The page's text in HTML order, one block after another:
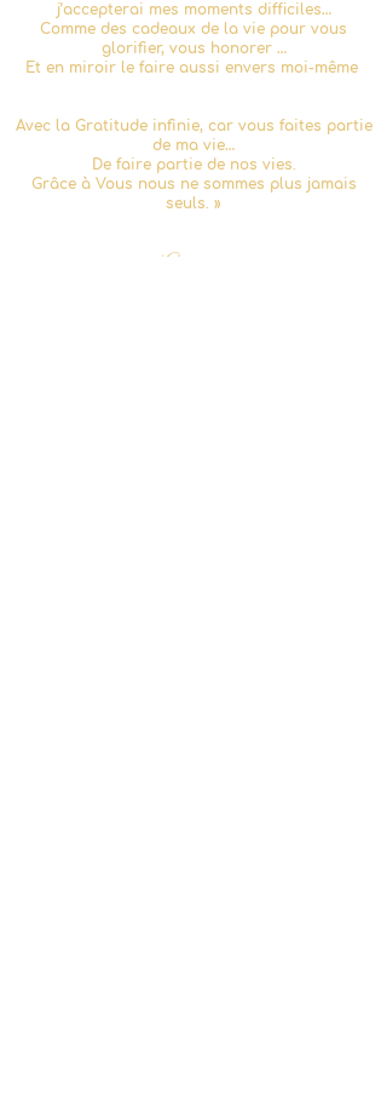
j’accepterai mes moments difficiles…
Comme des cadeaux de la vie pour vous
glorifier, vous honorer …
Et en miroir le faire aussi envers moi-même
Avec la Gratitude infinie, car vous faites partie
de ma vie…
De faire partie de nos vies.
Grâce à Vous nous ne sommes plus jamais
seuls. »